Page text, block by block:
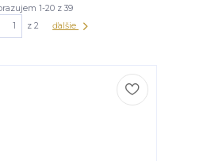
1-20 z 39
z 2 ďalšie